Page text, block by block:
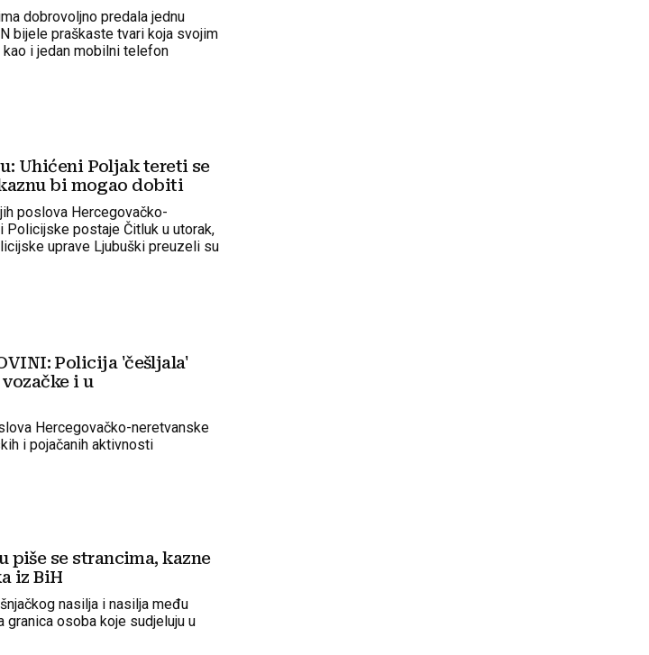
dobrovoljno predala jednu
bijele praškaste tvari koja svojim
i jedan mobilni telefon
Uhićeni Poljak tereti se
bi mogao dobiti
poslova Hercegovačko-
postaje Čitluk u utorak,
uprave Ljubuški preuzeli su
Policija 'češljala'
i u
Hercegovačko-neretvanske
i pojačanih aktivnosti
piše se strancima, kazne
iz BiH
nasilja i nasilja među
granica osoba koje sudjeluju u